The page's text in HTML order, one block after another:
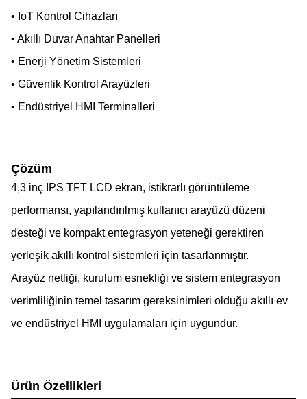
• IoT Kontrol Cihazları
• Akıllı Duvar Anahtar Panelleri
• Enerji Yönetim Sistemleri
• Güvenlik Kontrol Arayüzleri
• Endüstriyel HMI Terminalleri
Çözüm
4,3 inç IPS TFT LCD ekran, istikrarlı görüntüleme
performansı, yapılandırılmış kullanıcı arayüzü düzeni
desteği ve kompakt entegrasyon yeteneği gerektiren
yerleşik akıllı kontrol sistemleri için tasarlanmıştır.
Arayüz netliği, kurulum esnekliği ve sistem entegrasyon
verimliliğinin temel tasarım gereksinimleri olduğu akıllı ev
ve endüstriyel HMI uygulamaları için uygundur.
Ürün Özellikleri